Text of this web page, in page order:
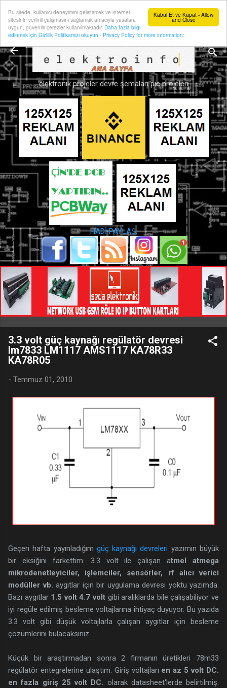
Kabul Et ve Kapat - Allow
and Close
Bu sitede, kullanıcı deneyimini geliştirmek ve internet
sitesinin verimli çalışmasını sağlamak amacıyla yasalara
uygun, güvenilir çerezler kullanılmaktadır. Daha fazla bilgi
edinmek için Gizlilik Politikamızı okuyun.- Privacy Policy for more information:
Ana içeriğe atla
elektronik projeler devre şemaları pic projeleri
HADİ PAYLAŞ:
3.3 volt güç kaynağı regülatör devresi
lm7833 LM1117 AMS1117 KA78R33
KA78R05
- Temmuz 01, 2010
Geçen hafta yayınladığım güç kaynağı devreleri yazımın büyük
bir eksiğini farkettim. 3.3 volt ile çalışan atmel atmega
mikrodenetleyiciler, işlemciler, sensörler, rf alıcı verici
modüller vb. aygıtlar için bir uygulama devresi yoktu yazımda.
Bazı aygıtlar 1.5 volt 4.7 volt gibi aralıklarda bile çalışabiliyor ve
iyi regüle edilmiş besleme voltajlarına ihtiyaç duyuyor. Bu yazıda
3.3 volt gibi düşük voltajlarla çalışan aygıtlar için besleme
çözümlerini bulacaksınız.
Küçük bir araştırmadan sonra 2 firmanın üretikleri 78m33
regülatör entegrelerine ulaştım. Giriş voltajları en az 5 volt DC.
en fazla giriş 25 volt DC. olarak datasheet'lerde belirtilmiş.